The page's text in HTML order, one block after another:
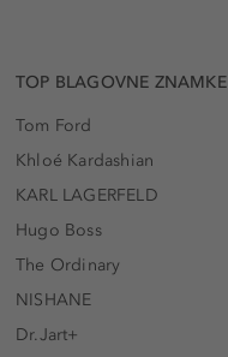
TOP BLAGOVNE ZNAMKE
Tom Ford
Khloé Kardashian
KARL LAGERFELD
Hugo Boss
The Ordinary
NISHANE
Dr.Jart+